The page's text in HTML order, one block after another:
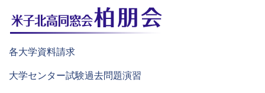
各大学資料請求
大学センター試験過去問題演習